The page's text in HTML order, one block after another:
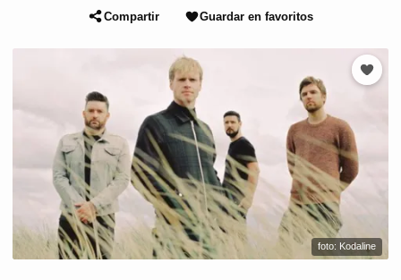
Compartir Guardar en favoritos
foto: Kodaline